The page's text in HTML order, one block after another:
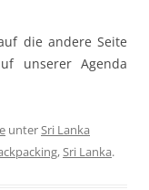
die andere Seite
unserer Agenda
unterSri Lanka
,Sri Lanka.